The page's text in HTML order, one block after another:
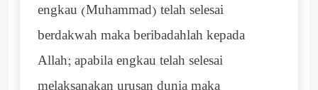
engkau (Muhammad) telah selesai
berdakwah maka beribadahlah kepada
Allah; apabila engkau telah selesai